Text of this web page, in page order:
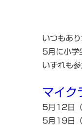
いつもあ
5月に小学
いずれも
マイク
5月12日
5月19日